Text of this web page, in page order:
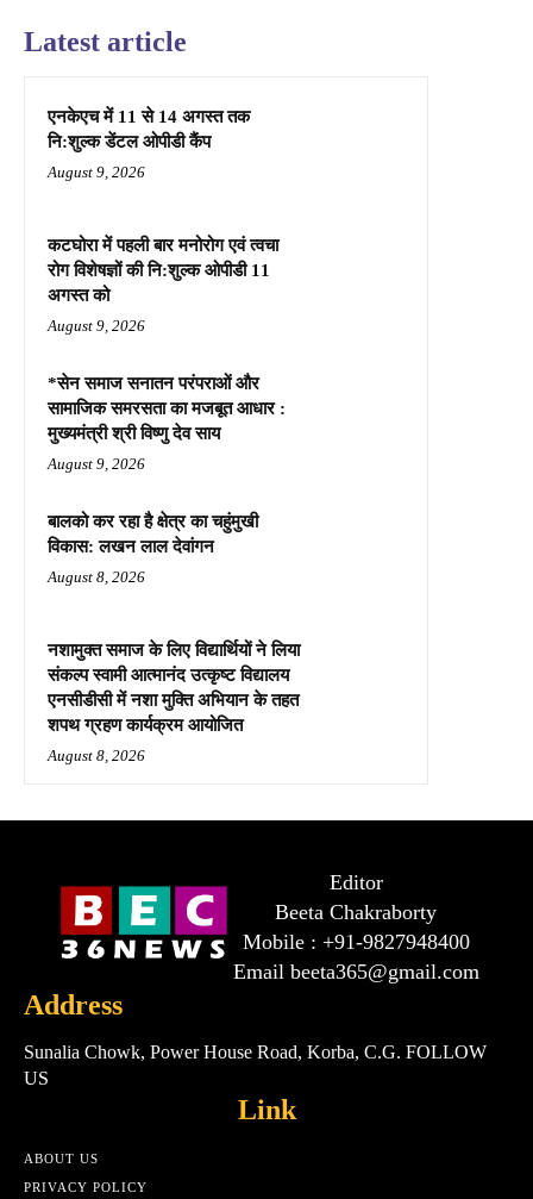
Latest article
एनकेएच में 11 से 14 अगस्त तक
नि:शुल्क डेंटल ओपीडी कैंप
August 9, 2026
कटघोरा में पहली बार मनोरोग एवं त्वचा
रोग विशेषज्ञों की नि:शुल्क ओपीडी 11
अगस्त को
August 9, 2026
*सेन समाज सनातन परंपराओं और
सामाजिक समरसता का मजबूत आधार :
मुख्यमंत्री श्री विष्णु देव साय
August 9, 2026
बालको कर रहा है क्षेत्र का चहुंमुखी
विकास: लखन लाल देवांगन
August 8, 2026
नशामुक्त समाज के लिए विद्यार्थियों ने लिया
संकल्प स्वामी आत्मानंद उत्कृष्ट विद्यालय
एनसीडीसी में नशा मुक्ति अभियान के तहत
शपथ ग्रहण कार्यक्रम आयोजित
August 8, 2026
Editor
Beeta Chakraborty
Mobile : +91-9827948400
Email beeta365@gmail.com
Address
Sunalia Chowk, Power House Road, Korba, C.G. FOLLOW
US
Link
ABOUT US
PRIVACY POLICY